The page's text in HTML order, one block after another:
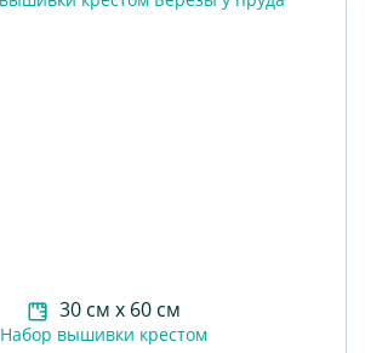
30 см х 60 см
Набор вышивки крестом